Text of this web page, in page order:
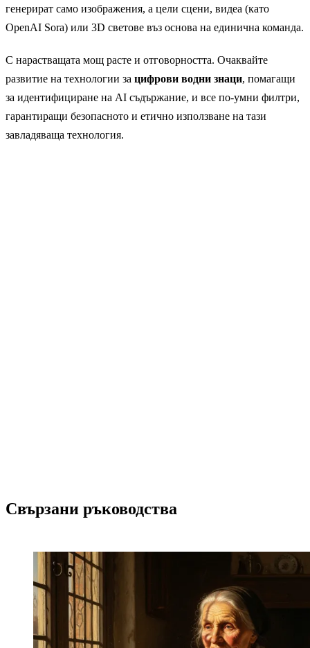
генерират само изображения, а цели сцени, видеа (като
OpenAI Sora) или 3D светове въз основа на единична команда.
С нарастващата мощ расте и отговорността. Очаквайте
развитие на технологии за цифрови водни знаци, помагащи
за идентифициране на AI съдържание, и все по-умни филтри,
гарантиращи безопасното и етично използване на тази
завладяваща технология.
Свързани ръководства